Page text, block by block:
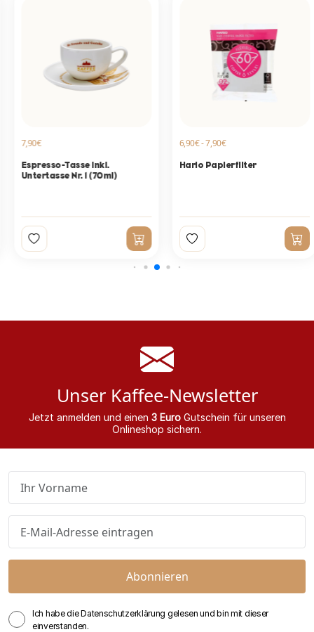
7,90€
Espresso-Tasse inkl.
Untertasse Nr. 1 (70ml)
6,90€ - 7,90€
Hario Papierfilter
Unser Kaffee-Newsletter
Jetzt anmelden und einen 3 EuroGutschein für unseren
Onlineshop sichern.
Abonnieren
Ich habe die Datenschutzerklärung gelesen und bin mit dieser
einverstanden.